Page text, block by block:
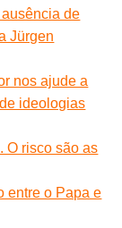
de
Jürgen
nos ajude a
ideologias
O risco são as
entre o Papa e